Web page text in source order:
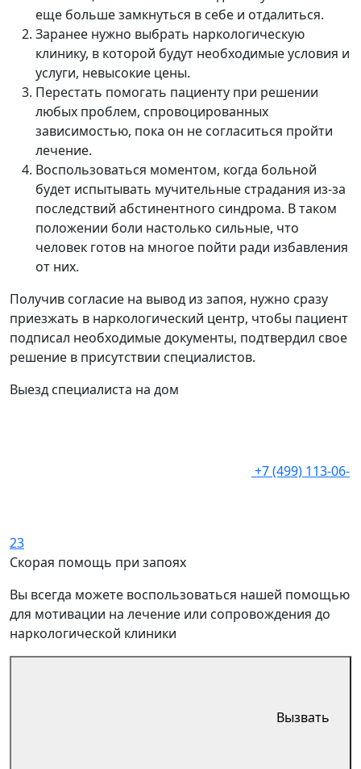
еще больше замкнуться в себе и отдалиться.
Заранее нужно выбрать наркологическую
клинику, в которой будут необходимые условия и
услуги, невысокие цены.
Перестать помогать пациенту при решении
любых проблем, спровоцированных
зависимостью, пока он не согласиться пройти
лечение.
Воспользоваться моментом, когда больной
будет испытывать мучительные страдания из-за
последствий абстинентного синдрома. В таком
положении боли настолько сильные, что
человек готов на многое пойти ради избавления
от них.
Получив согласие на вывод из запоя, нужно сразу
приезжать в наркологический центр, чтобы пациент
подписал необходимые документы, подтвердил свое
решение в присутствии специалистов.
Выезд специалиста на дом
+7 (499) 113-06-
23
Скорая помощь при запоях
Вы всегда можете воспользоваться нашей помощью
для мотивации на лечение или сопровождения до
наркологической клиники